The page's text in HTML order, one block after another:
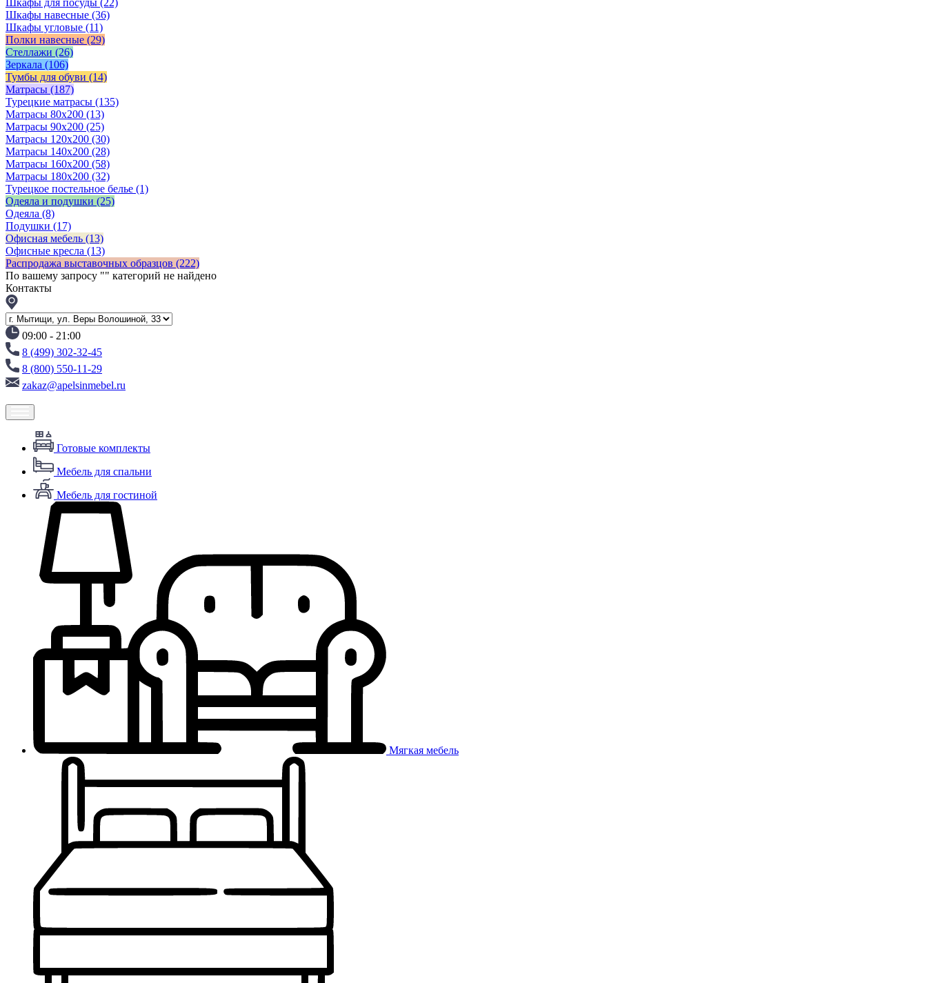
Шкафы для посуды (22)
Шкафы навесные (36)
Шкафы угловые (11)
Полки навесные (29)
Стеллажи (26)
Зеркала (106)
Тумбы для обуви (14)
Матрасы (187)
Турецкие матрасы (135)
Матрасы 80x200 (13)
Матрасы 90х200 (25)
Матрасы 120х200 (30)
Матрасы 140х200 (28)
Матрасы 160х200 (58)
Матрасы 180х200 (32)
Турецкое постельное белье (1)
Одеяла и подушки (25)
Одеяла (8)
Подушки (17)
Офисная мебель (13)
Офисные кресла (13)
Распродажа выставочных образцов (222)
По вашему запросу "" категорий не найдено
Контакты
09:00 - 21:00
8 (499) 302-32-45
8 (800) 550-11-29
zakaz@apelsinmebel.ru
Готовые комплекты
Мебель для спальни
Мебель для гостиной
Мягкая мебель